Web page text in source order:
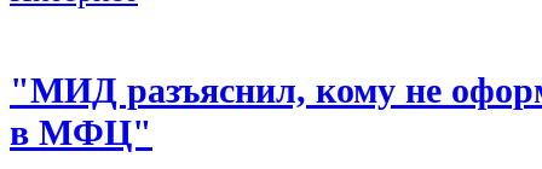
"МИД разъяснил, кому не
в МФЦ"